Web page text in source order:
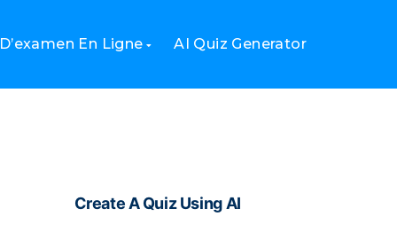
En Ligne AI Quiz Generator
Create A Quiz Using AI